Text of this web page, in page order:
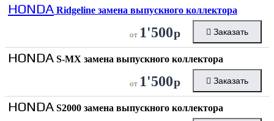
HONDA Ridgeline замена выпускного коллектора
от 1'500р Заказать
HONDA S-MX замена выпускного коллектора
от 1'500р Заказать
HONDA S2000 замена выпускного коллектора